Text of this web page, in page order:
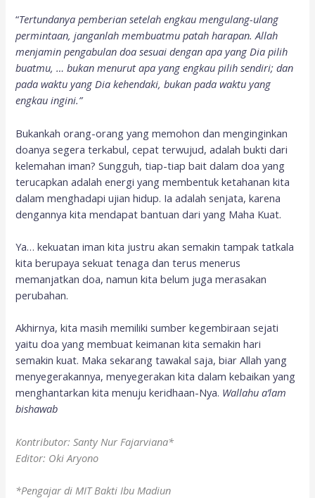
“Tertundanya pemberian setelah engkau mengulang-ulang
permintaan, janganlah membuatmu patah harapan. Allah
menjamin pengabulan doa sesuai dengan apa yang Dia pilih
buatmu, … bukan menurut apa yang engkau pilih sendiri; dan
pada waktu yang Dia kehendaki, bukan pada waktu yang
engkau ingini.”
Bukankah orang-orang yang memohon dan menginginkan
doanya segera terkabul, cepat terwujud, adalah bukti dari
kelemahan iman? Sungguh, tiap-tiap bait dalam doa yang
terucapkan adalah energi yang membentuk ketahanan kita
dalam menghadapi ujian hidup. Ia adalah senjata, karena
dengannya kita mendapat bantuan dari yang Maha Kuat.
Ya… kekuatan iman kita justru akan semakin tampak tatkala
kita berupaya sekuat tenaga dan terus menerus
memanjatkan doa, namun kita belum juga merasakan
perubahan.
Akhirnya, kita masih memiliki sumber kegembiraan sejati
yaitu doa yang membuat keimanan kita semakin hari
semakin kuat. Maka sekarang tawakal saja, biar Allah yang
menyegerakannya, menyegerakan kita dalam kebaikan yang
menghantarkan kita menuju keridhaan-Nya. Wallahu a’lam
bishawab
Kontributor: Santy Nur Fajarviana*
Editor: Oki Aryono
*Pengajar di MIT Bakti Ibu Madiun